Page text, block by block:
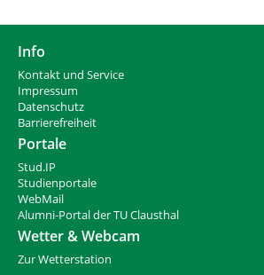
Info
Kontakt und Service
Impressum
Datenschutz
Barrierefreiheit
Portale
Stud.IP
Studienportale
WebMail
Alumni-Portal der TU Clausthal
Wetter & Webcam
Zur Wetterstation